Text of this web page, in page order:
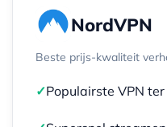
NordVPN
Beste prijs-kwaliteit
✓Populairste VPN